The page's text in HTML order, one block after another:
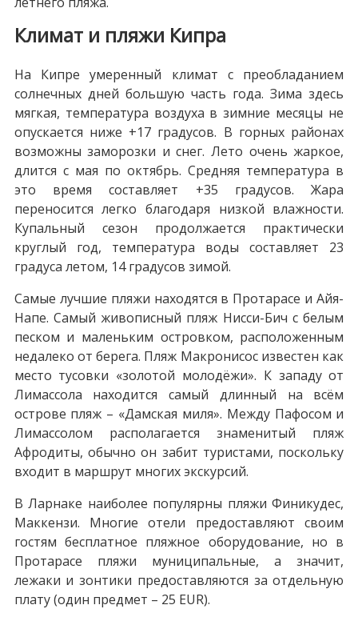
Климат и пляжи Кипра
На Кипре умеренный климат с преобладанием
солнечных дней большую часть года. Зима здесь
мягкая, температура воздуха в зимние месяцы не
опускается ниже +17 градусов. В горных районах
возможны заморозки и снег. Лето очень жаркое,
длится с мая по октябрь. Средняя температура в
это время составляет +35 градусов. Жара
переносится легко благодаря низкой влажности.
Купальный сезон продолжается практически
круглый год, температура воды составляет 23
градуса летом, 14 градусов зимой.
Самые лучшие пляжи находятся в Протарасе и Айя-
Напе. Самый живописный пляж Нисси-Бич с белым
песком и маленьким островком, расположенным
недалеко от берега. Пляж Макронисоc известен как
место тусовки «золотой молодёжи». К западу от
Лимассола находится самый длинный на всём
острове пляж – «Дамская миля». Между Пафосом и
Лимассолом располагается знаменитый пляж
Афродиты, обычно он забит туристами, поскольку
входит в маршрут многих экскурсий.
В Ларнаке наиболее популярны пляжи Финикудес,
Маккензи. Многие отели предоставляют своим
гостям бесплатное пляжное оборудование, но в
Протарасе пляжи муниципальные, а значит,
лежаки и зонтики предоставляются за отдельную
плату (один предмет – 25 EUR).